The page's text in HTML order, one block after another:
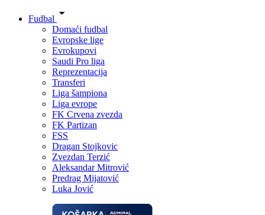
Fudbal
Domaći fudbal
Evropske lige
Evrokupovi
Saudi Pro liga
Reprezentacija
Transferi
Liga šampiona
Liga evrope
FK Crvena zvezda
FK Partizan
FSS
Dragan Stojkovic
Zvezdan Terzić
Aleksandar Mitrović
Predrag Mijatović
Luka Jović